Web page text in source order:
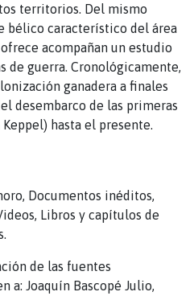
territorios. Del mismo
bélico característico del área
acompañan un estudio
de guerra. Cronológicamente,
ganadera a finales
desembarco de las primeras
hasta el presente.
Documentos inéditos,
Libros y capítulos de
de las fuentes
a: Joaquín Bascopé Julio,